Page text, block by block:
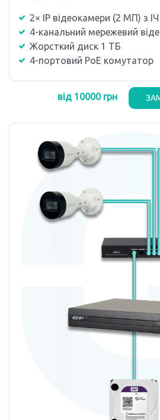
2× IP відеокамери (2 MП) з
4-канальний мережевий
Жорсткий диск 1 ТБ
4-портовий PoE комутатор
від 10000 грн